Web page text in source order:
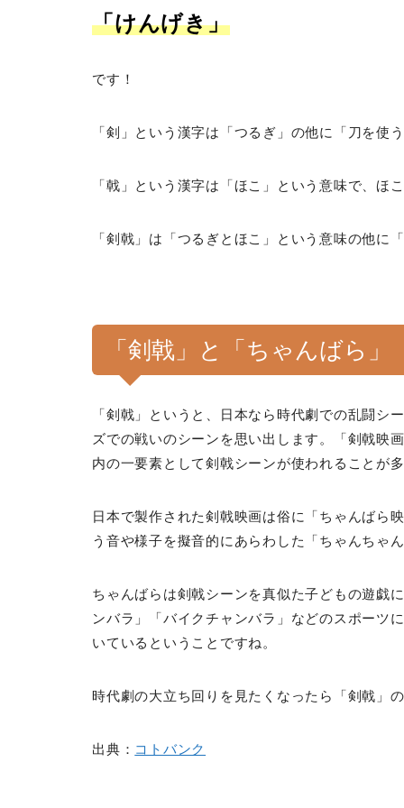
「けんげき」
です！
「剣」という漢字は「つるぎ」の他に「刀を使
「戟」という漢字は「ほこ」という意味で、ほ
「剣戟」は「つるぎとほこ」という意味の他に
「剣戟」と「ちゃんばら」
「剣戟」というと、日本なら時代劇での乱闘
ズでの戦いのシーンを思い出します。「剣戟映
内の一要素として剣戟シーンが使われることが
日本で製作された剣戟映画は俗に「ちゃんばら
う音や様子を擬音的にあらわした「ちゃんちゃ
ちゃんばらは剣戟シーンを真似た子どもの遊戯
ンバラ」「バイクチャンバラ」などのスポーツ
いているということですね。
時代劇の大立ち回りを見たくなったら「剣戟」
出典： コトバンク